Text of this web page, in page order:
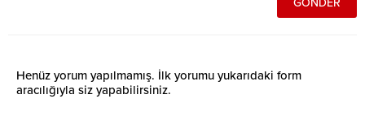
Henüz yorum yapılmamış. İlk yorumu yukarıdaki form
aracılığıyla siz yapabilirsiniz.